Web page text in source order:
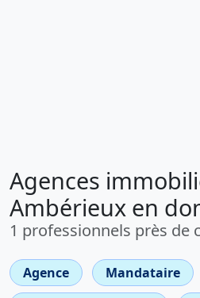
Agences
Ambérieux en
1 professionnels près de
Agence
Mandataire